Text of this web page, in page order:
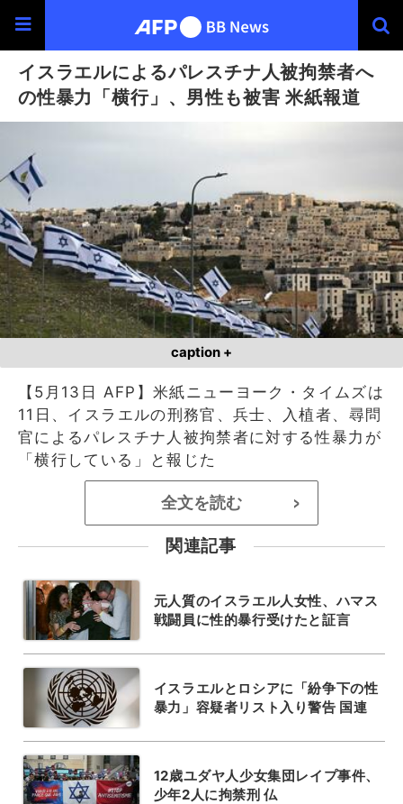
イスラエルによるパレスチナ人被拘禁者へ
の性暴力「横行」、男性も被害 米紙報道
caption +
【5月13日 AFP】米紙ニューヨーク・タイムズは
11日、イスラエルの刑務官、兵士、入植者、尋問
官によるパレスチナ人被拘禁者に対する性暴力が
「横行している」と報じた
全文を読む >
関連記事
元人質のイスラエル人女性、ハマス
戦闘員に性的暴行受けたと証言
イスラエルとロシアに「紛争下の性
暴力」容疑者リスト入り警告 国連
12歳ユダヤ人少女集団レイプ事件、
少年2人に拘禁刑 仏